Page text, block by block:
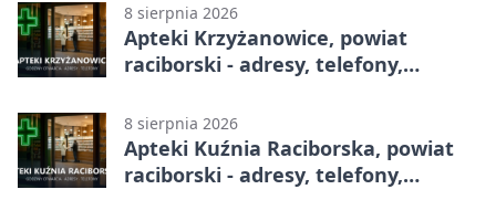
8 sierpnia 2026
Apteki Krzyżanowice, powiat
raciborski - adresy, telefony,
8 sierpnia 2026
Apteki Kuźnia Raciborska, powiat
raciborski - adresy, telefony,